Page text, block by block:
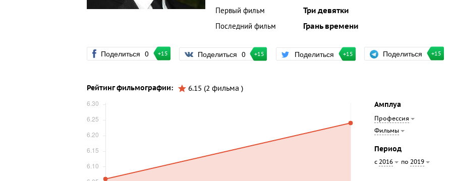
Первый фильм
Три девятки
Последний фильм
Грань времени
Поделиться 0 +15 Поделиться 0 +15 Поделиться +15 Поделиться +15
Рейтинг фильмографии:
6.15 (2 фильма )
Амплуа
Профессия
Фильмы
Период
с 2016 по 2019